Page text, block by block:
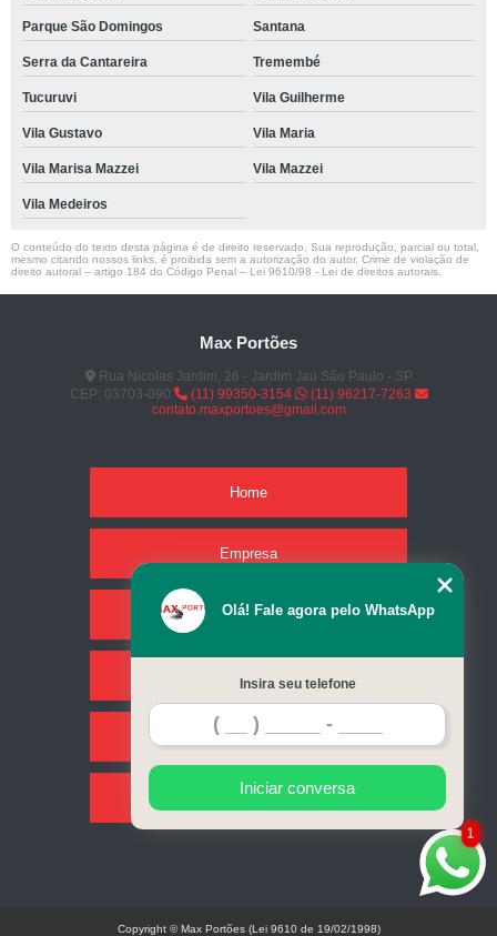
Parque São Domingos Santana
Serra da Cantareira Tremembé
Tucuruvi Vila Guilherme
Vila Gustavo Vila Maria
Vila Marisa Mazzei Vila Mazzei
Vila Medeiros
O conteúdo do texto desta página é de direito reservado. Sua reprodução, parcial ou total,
mesmo citando nossos links, é proibida sem a autorização do autor. Crime de violação de
direito autoral – artigo 184 do Código Penal – Lei 9610/98 - Lei de direitos autorais
Max Portões
Rua Nicolas Jardim, 26 - Jardim Jaú São Paulo - SP
CEP: 03703-090
(11) 99350-3154
(11) 96217-7263
contato.maxportoes@gmail.com
Home
Empresa
Missão
Serviços
Contato
Mapa do site
1
Olá! Fale agora pelo WhatsApp
Insira seu telefone
Iniciar conversa
Copyright © Max Portões (Lei 9610 de 19/02/1998)